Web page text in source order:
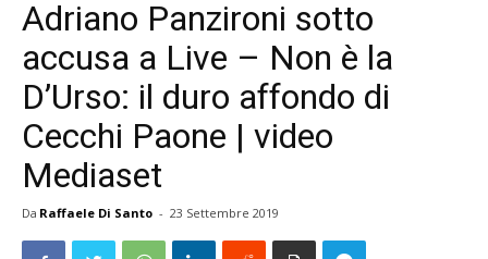
Adriano Panzironi sotto
accusa a Live – Non è la
D’Urso: il duro affondo di
Cecchi Paone | video
Mediaset
Da Raffaele Di Santo - 23 Settembre 2019